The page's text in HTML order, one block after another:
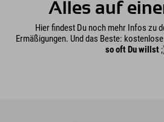
Alles auf
Hier findest Du noch mehr Infos zu
Ermäßigungen. Und das Beste:
so oft Du willst